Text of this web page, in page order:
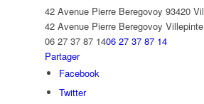
42 Avenue Pierre Beregovoy 93420
42 Avenue Pierre Beregovoy Villepinte
06 27 37 87 1406 27 37 87 14
Partager
Facebook
Twitter